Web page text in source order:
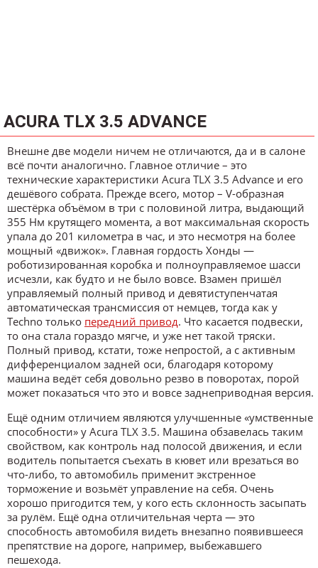
ACURA TLX 3.5 ADVANCE
Внешне две модели ничем не отличаются, да и в салоне
всё почти аналогично. Главное отличие – это
технические характеристики Acura TLX 3.5 Advance и его
дешёвого собрата. Прежде всего, мотор – V-образная
шестёрка объёмом в три с половиной литра, выдающий
355 Нм крутящего момента, а вот максимальная скорость
упала до 201 километра в час, и это несмотря на более
мощный «движок». Главная гордость Хонды ―
роботизированная коробка и полноуправляемое шасси
исчезли, как будто и не было вовсе. Взамен пришёл
управляемый полный привод и девятиступенчатая
автоматическая трансмиссия от немцев, тогда как у
Techno только передний привод. Что касается подвески,
то она стала гораздо мягче, и уже нет такой тряски.
Полный привод, кстати, тоже непростой, а с активным
дифференциалом задней оси, благодаря которому
машина ведёт себя довольно резво в поворотах, порой
может показаться что это и вовсе заднеприводная версия.
Ещё одним отличием являются улучшенные «умственные
способности» у Acura TLX 3.5. Машина обзавелась таким
свойством, как контроль над полосой движения, и если
водитель попытается съехать в кювет или врезаться во
что-либо, то автомобиль применит экстренное
торможение и возьмёт управление на себя. Очень
хорошо пригодится тем, у кого есть склонность засыпать
за рулём. Ещё одна отличительная черта ― это
способность автомобиля видеть внезапно появившееся
препятствие на дороге, например, выбежавшего
пешехода.